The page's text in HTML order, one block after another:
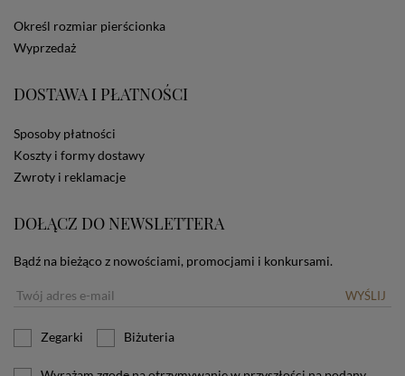
zamieszczane w urządzeniu końcowym każdego
użytkownika. Jeżeli użytkownik nie wyraża zgody na
stosowanie plików cookies powinien zmienić
informacji o plikach cookies.
Określ rozmiar pierścionka
Wyprzedaż
DOSTAWA I PŁATNOŚCI
Sposoby płatności
Koszty i formy dostawy
Zwroty i reklamacje
DOŁĄCZ DO NEWSLETTERA
Bądź na bieżąco z nowościami, promocjami i konkursami.
WYŚLIJ
Zegarki Biżuteria